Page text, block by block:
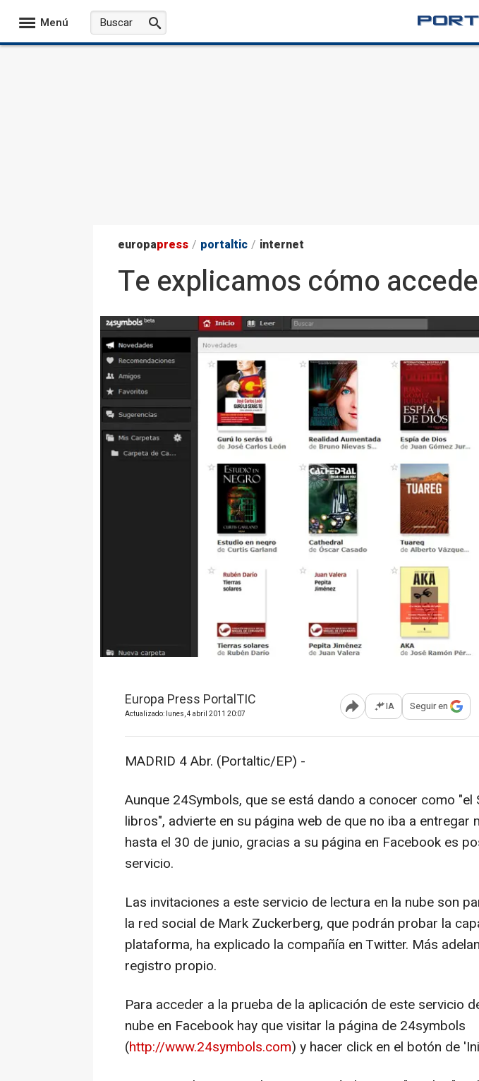
Menú
europapress / portaltic / internet
Te explicamos cómo
Europa Press PortalTIC
Actualizado: lunes, 4 abril 2011 20:07 Abrir opciones para
IA Seguir en
MADRID 4 Abr. (Portaltic/EP) -
Aunque 24Symbols, que se está dando a conocer como "el
libros", advierte en su página web de que no iba a entregar
hasta el 30 de junio, gracias a su página en Facebook es
servicio.
Las invitaciones a este servicio de lectura en la nube son
la red social de Mark Zuckerberg, que podrán probar la
plataforma, ha explicado la compañía en Twitter. Más
registro propio.
Para acceder a la prueba de la aplicación de este servicio
nube en Facebook hay que visitar la página de 24symbols
(http://www.24symbols.com) y hacer click en el botón de